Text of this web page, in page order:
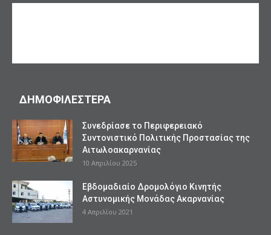
ΔΗΜΟΦΙΛΕΣΤΕΡΑ
Συνεδρίασε το Περιφερειακό
Συντονιστικό Πολιτικής Προστασίας της
Αιτωλοακαρνανίας
10 Απριλίου 2025
Εβδομαδιαίο Δρομολόγιο Κινητής
Αστυνομικής Μονάδας Ακαρνανίας
4 Απριλίου 2021